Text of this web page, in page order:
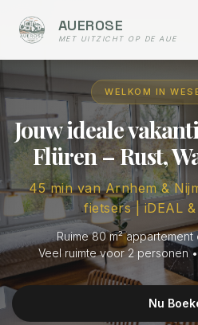
AUEROSE
MET UITZICHT OP DE AUE
WELKOM IN
Jouw ideale
Flüren – Rust,
45 min van Arnhem &
fietsers | iDEAL
Ruime 80 m²
Veel ruimte voor 2 personen
Nu